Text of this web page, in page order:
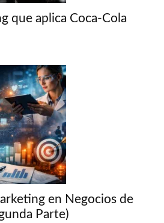
que aplica Coca-Cola
en Negocios de
Parte)